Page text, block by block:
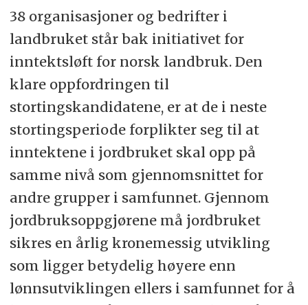
38 organisasjoner og bedrifter i
landbruket står bak initiativet for
inntektsløft for norsk landbruk. Den
klare oppfordringen til
stortingskandidatene, er at de i neste
stortingsperiode forplikter seg til at
inntektene i jordbruket skal opp på
samme nivå som gjennomsnittet for
andre grupper i samfunnet. Gjennom
jordbruksoppgjørene må jordbruket
sikres en årlig kronemessig utvikling
som ligger betydelig høyere enn
lønnsutviklingen ellers i samfunnet for å